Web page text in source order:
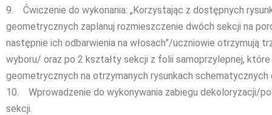
9. Ćwiczenie do wykonania: „Korzystając z dostępnych
geometrycznych zaplanuj rozmieszczenie dwóch sekcji na
następnie ich odbarwienia na włosach”/uczniowie otrzymują
wyboru/ oraz po 2 kształty sekcji z folii samoprzylepnej,
geometrycznych na otrzymanych rysunkach schematycznych
10. Wprowadzenie do wykonywania zabiegu dekoloryzacji/
sekcji.